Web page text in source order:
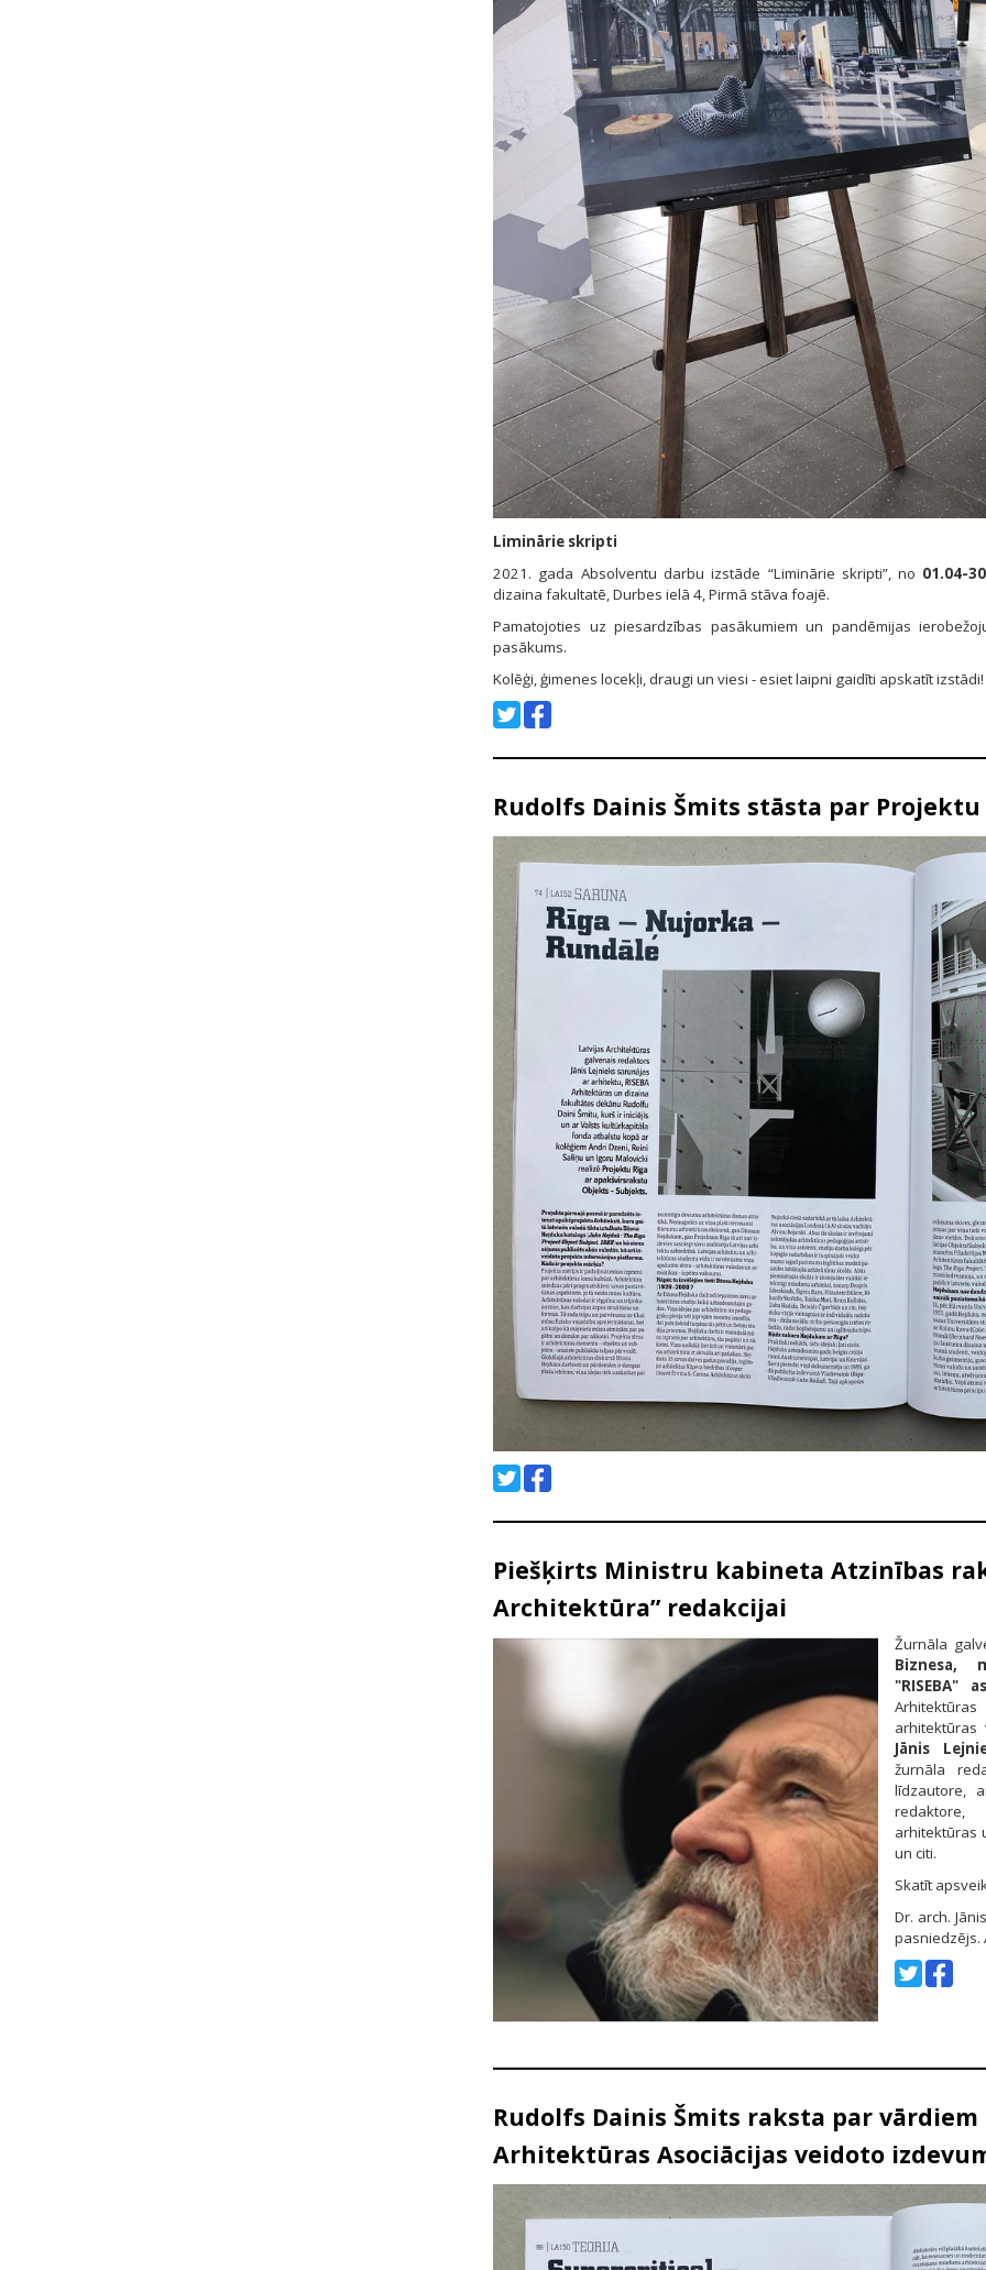
Liminārie skripti
2021. gada Absolventu darbu izstāde “Liminārie skripti”, no 01.04-
dizaina fakultatē, Durbes ielā 4, Pirmā stāva foajē.
Pamatojoties uz piesardzības pasākumiem un pandēmijas
pasākums.
Kolēģi, ģimenes locekļi, draugi un viesi - esiet laipni gaidīti apskatīt izstādi!
Rudolfs Dainis Šmits stāsta par Projektu
Piešķirts Ministru kabineta Atzinības
Architektūra” redakcijai
Žurnāla
Biznesa,
"RISEBA"
arhitektūras
Jānis
žurnāla
līdzautore,
redaktore,
arhitektūras
un citi.
Skatīt
Dr. arch.
pasniedzējs.
Rudolfs Dainis Šmits raksta par
Arhitektūras Asociācijas veidoto